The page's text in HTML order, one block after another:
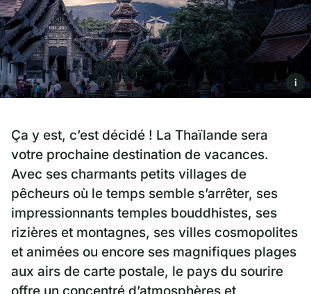
i
Ça y est, c’est décidé ! La Thaïlande sera
votre prochaine destination de vacances.
Avec ses charmants petits villages de
pêcheurs où le temps semble s’arrêter, ses
impressionnants temples bouddhistes, ses
rizières et montagnes, ses villes cosmopolites
et animées ou encore ses magnifiques plages
aux airs de carte postale, le pays du sourire